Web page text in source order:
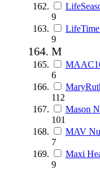
9
9
M
6
112
Mason
101
MAV
7
Maxi
9